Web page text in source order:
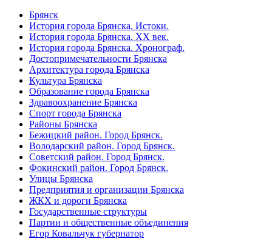
Брянск
История города Брянска. Истоки.
История города Брянска. XX век.
История города Брянска. Хронограф.
Достопримечательности Брянска
Архитектура города Брянска
Культура Брянска
Образование города Брянска
Здравоохранение Брянска
Спорт города Брянска
Районы Брянска
Бежицкий район. Город Брянск.
Володарский район. Город Брянск.
Советский район. Город Брянск.
Фокинский район. Город Брянск.
Улицы Брянска
Предприятия и организации Брянска
ЖКХ и дороги Брянска
Государственные структуры
Партии и общественные объединения
Егор Ковальчук губернатор